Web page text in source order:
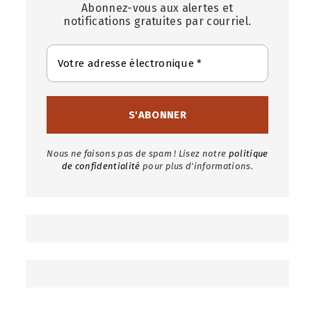
Abonnez-vous aux alertes et
notifications gratuites par courriel.
Nous ne faisons pas de spam ! Lisez notre politique
de confidentialité pour plus d'informations.